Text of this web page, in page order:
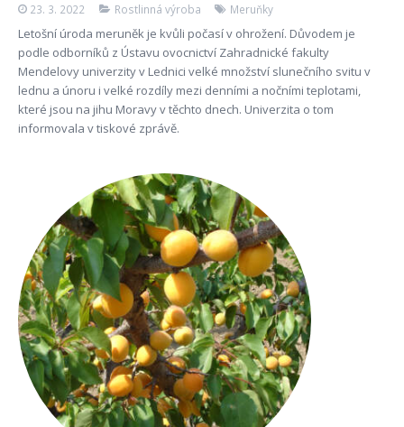
23. 3. 2022 Rostlinná výroba Meruňky
Letošní úroda meruněk je kvůli počasí v ohrožení. Důvodem je
podle odborníků z Ústavu ovocnictví Zahradnické fakulty
Mendelovy univerzity v Lednici velké množství slunečního svitu v
lednu a únoru i velké rozdíly mezi denními a nočními teplotami,
které jsou na jihu Moravy v těchto dnech. Univerzita o tom
informovala v tiskové zprávě.